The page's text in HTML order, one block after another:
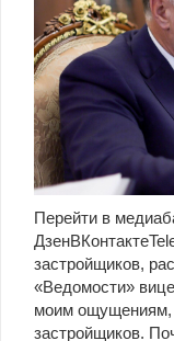
Перейти в
ДзенВКонтакте
застройщиков,
«Ведомости»
моим ощущениям,
застройщиков.